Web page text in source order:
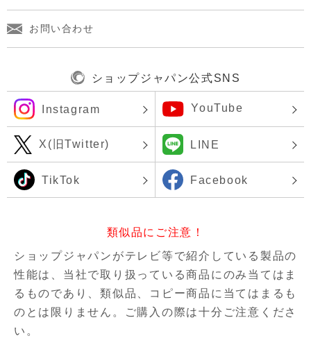
お問い合わせ
ショップジャパン公式SNS
Instagram YouTube
X(旧Twitter) LINE
TikTok Facebook
類似品にご注意！
ショップジャパンがテレビ等で紹介している製品の
性能は、当社で取り扱っている商品にのみ当てはま
るものであり、類似品、コピー商品に当てはまるも
のとは限りません。ご購入の際は十分ご注意くださ
い。